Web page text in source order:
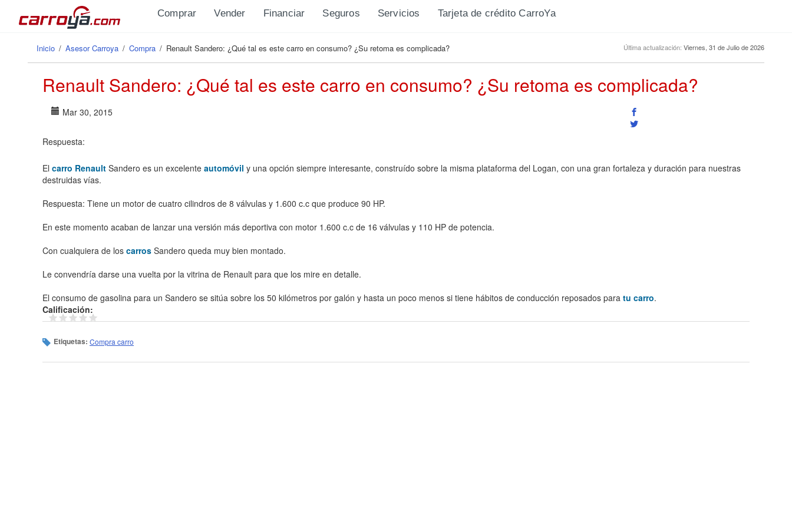
Pasar al contenido principal
Comprar Vender Financiar Seguros Servicios Tarjeta de crédito CarroYa
Se encuentra usted aquí
Inicio / Asesor Carroya / Compra / Renault Sandero: ¿Qué tal es este carro en consumo? ¿Su retoma es complicada? Última actualización: Viernes, 31 de Julio de 2026
Renault Sandero: ¿Qué tal es este carro en consumo? ¿Su retoma es complicada?
Mar 30, 2015
Respuesta:
El carro Renault Sandero es un excelente automóvil y una opción siempre interesante, construído sobre la misma plataforma del Logan, con una gran fortaleza y duración para nuestras
destruidas vías.
Respuesta: Tiene un motor de cuatro cilindros de 8 válvulas y 1.600 c.c que produce 90 HP.
En este momento acaban de lanzar una versión más deportiva con motor 1.600 c.c de 16 válvulas y 110 HP de potencia.
Con cualquiera de los carros Sandero queda muy bien montado.
Le convendría darse una vuelta por la vitrina de Renault para que los mire en detalle.
El consumo de gasolina para un Sandero se sitúa sobre los 50 kilómetros por galón y hasta un poco menos si tiene hábitos de conducción reposados para tu carro.
Calificación:
Etiquetas: Compra carro